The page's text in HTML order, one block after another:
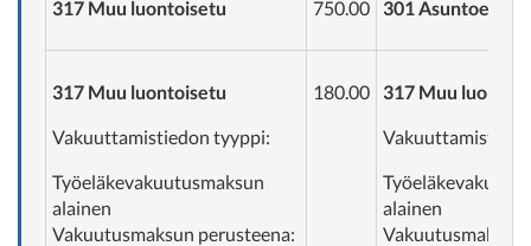
317 Muu luontoisetu 750.00 301 Asuntoetu
317 Muu luontoisetu
Vakuuttamistiedon tyyppi:
Työeläkevakuutusmaksun
alainen
Vakuutusmaksun perusteena:
180.00
317 Muu
alainen
Vakuutusmaksun